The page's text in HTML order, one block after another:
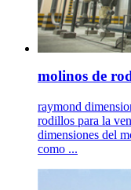
molinos de
raymond
rodillos para la
dimensiones del
como ...